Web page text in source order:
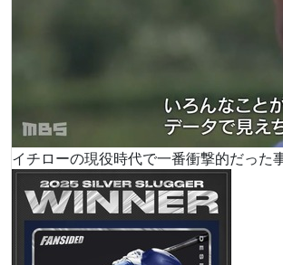
イチローの現役時代で一番衝撃的だった